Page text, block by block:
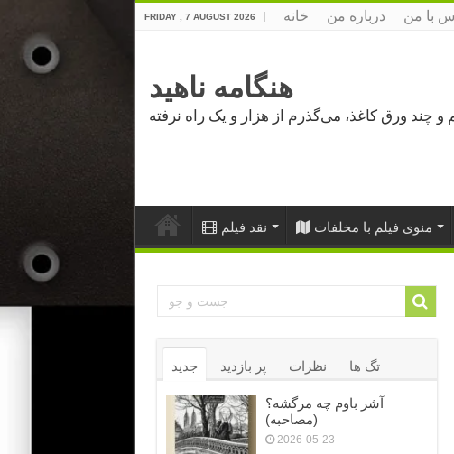
FRIDAY , 7 AUGUST 2026 خانه درباره من با من
هنگامه ناهید
نقد فیلم منوی فیلم با مخلفات
جدید پر بازدید نظرات تگ ها
آشر باوم چه مرگشه؟
(مصاحبه)
2026-05-23